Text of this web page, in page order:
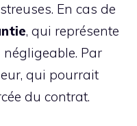
En cas de
, qui représente
Par
qui pourrait
du contrat.